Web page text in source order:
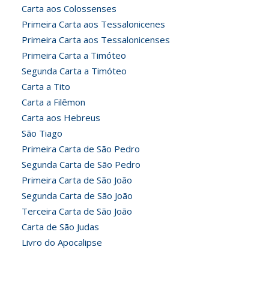
Carta aos Colossenses
Primeira Carta aos Tessalonicenes
Primeira Carta aos Tessalonicenses
Primeira Carta a Timóteo
Segunda Carta a Timóteo
Carta a Tito
Carta a Filêmon
Carta aos Hebreus
São Tiago
Primeira Carta de São Pedro
Segunda Carta de São Pedro
Primeira Carta de São João
Segunda Carta de São João
Terceira Carta de São João
Carta de São Judas
Livro do Apocalipse